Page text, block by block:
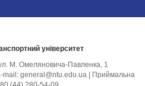
університет
М. Омеляновича-Павленка, 1
general@ntu.edu.ua | Приймальна